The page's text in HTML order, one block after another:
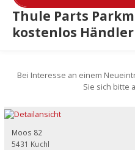
Thule Parts
kostenlos Händler
Bei Interesse an einem
Sie sich bitte
Moos 82
5431 Kuchl